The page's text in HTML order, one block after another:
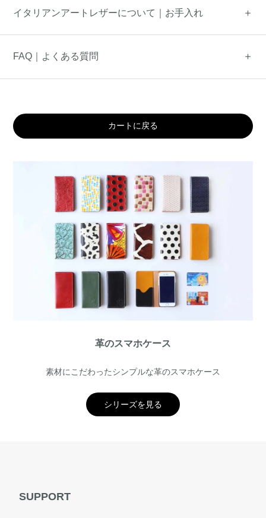
イタリアンアートレザーについて｜お手入れ
FAQ｜よくある質問
カートに戻る
革のスマホケース
素材にこだわったシンプルな革のスマホケース
シリーズを見る
SUPPORT